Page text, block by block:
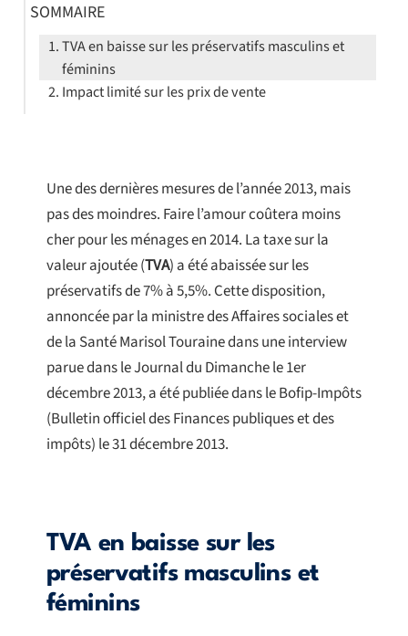
Une des dernières mesures de l’année 2013, mais
pas des moindres. Faire l’amour coûtera moins
cher pour les ménages en 2014. La taxe sur la
valeur ajoutée (TVA) a été abaissée sur les
préservatifs de 7% à 5,5%. Cette disposition,
annoncée par la ministre des Affaires sociales et
de la Santé Marisol Touraine dans une interview
parue dans le Journal du Dimanche le 1er
décembre 2013, a été publiée dans le Bofip-Impôts
(Bulletin officiel des Finances publiques et des
impôts) le 31 décembre 2013.
TVA en baisse sur les
préservatifs masculins et
féminins
SOMMAIRE
TVA en baisse sur les préservatifs masculins et
féminins
Impact limité sur les prix de vente